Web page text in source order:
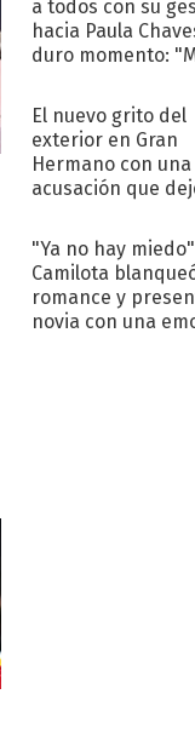
a todos con su
hacia Paula
duro momento:
terapéutico"
El nuevo grito del
exterior en Gran
Hermano con
acusación que
"Traidora"
"Ya no hay
Camilota
romance y
novia con una